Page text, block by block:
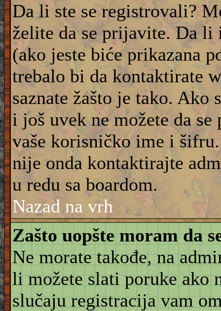
Da li ste se registrovali?
želite da se prijavite. Da li
(ako jeste biće prikazana
trebalo bi da kontaktirate
saznate žašto je tako. Ako
i još uvek ne možete da
vaše korisničko ime i
nije onda kontaktirajte
u redu sa boardom.
Nazad na vrh
Zašto uopšte moram da
Ne morate takođe, na
li možete slati poruke ako
slučaju registracija vam